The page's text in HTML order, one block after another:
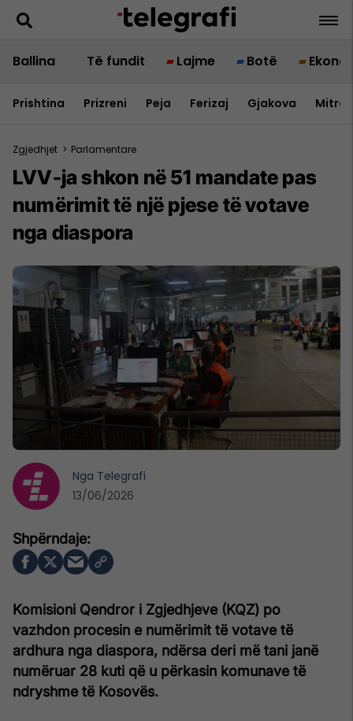
Ballina Të fundit Lajme Botë
Prishtina Prizreni Peja Ferizaj Gjakova
Zgjedhjet > Parlamentare
LVV-ja shkon në 51 mandate pas
numërimit të një pjese të votave
nga diaspora
Komisioni Qendror i Zgjedhjeve (KQZ) po
vazhdon procesin e numërimit të votave të
ardhura nga diaspora, ndërsa deri më tani janë
numëruar 28 kuti që u përkasin komunave të
ndryshme të Kosovës.
Nga Telegrafi
13/06/2026